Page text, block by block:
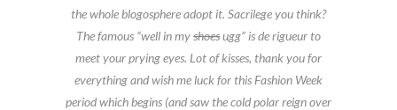
the whole blogosphere adopt it. Sacrilege you think?
The famous “well in myshoesugg” is de rigueur to
meet your prying eyes. Lot of kisses, thank you for
everything and wish me luck for this Fashion Week
period which begins (and saw the cold polar reign over